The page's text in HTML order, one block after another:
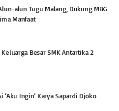
alun Tugu Malang, Dukung MBG
Manfaat
Besar SMK Antartika 2
Ingin’ Karya Sapardi Djoko